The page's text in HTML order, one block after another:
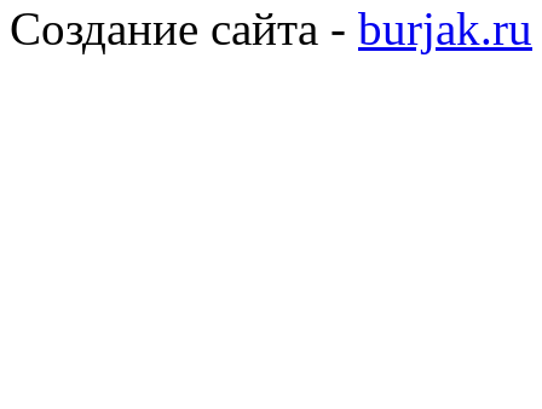
Создание сайта - burjak.ru